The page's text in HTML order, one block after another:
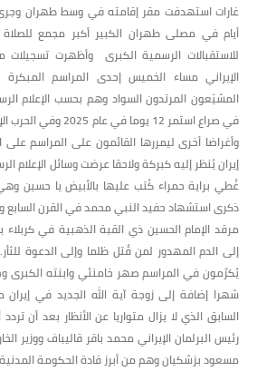
غارات استهدفت مقر إقامته في وسط طهران
أيام في مصلى طهران الكبير أكبر مجمع للصلاة
للاستقبالات الرسمية الكبرى وأظهرت تسجيلات
الإيراني مساء الخميس إحدى المراسم
المشيّعون المرتدون السواد وهم بحسب الإعلام
في صراع استمر 12 يوما
وأغراضا أخرى ليمررها القائمون على المراسم
إيران يُنظر إليه كبركة ولاحقا عرضت وسائل
غُطي براية حمراء كُتب عليها بالأبيض يا حسين
ذكرى استشهاد حفيد النبي محمد في القرن السابع
مرقد الإمام الحسين ذي القبة الذهبية في كربلاء
إلى الدم المهدور لمن قُتل ظلما وإلى الدعوة
شهرا إضافة إلى زوجة آية الله الجديد في
السابق الذي لا يزال متواريا عن الأنظار بعد أن
رئيس البرلمان الإيراني محمد باقر قاليباف ووزير
مسعود بزشكيان وهم من أبرز قادة الحكومة المدنية